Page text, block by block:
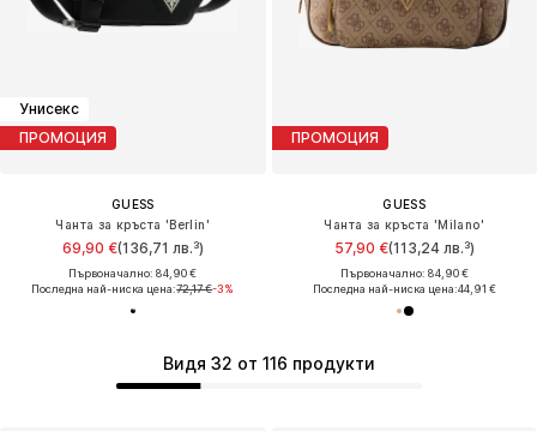
Унисекс
ПРОМОЦИЯ
GUESS
Чанта за кръста 'Berlin'
69,90 €(136,71 лв.³)
Първоначално: 84,90 €
Последна най-ниска цена:72,17 €-3%
ПРОМОЦИЯ
GUESS
Чанта за кръста 'Milano'
57,90 €(113,24 лв.³)
Първоначално: 84,90 €
Последна най-ниска цена:44,91 €
Видя 32 от 116 продукти